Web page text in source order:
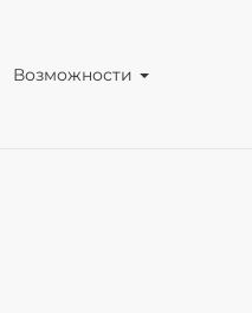
Возможности